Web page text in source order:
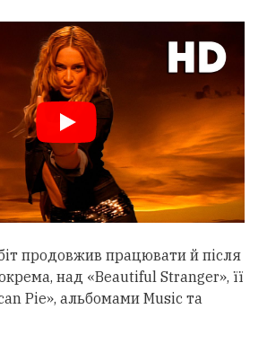
продовжив працювати й після
над «Beautiful Stranger», її
Pie», альбомами Music та